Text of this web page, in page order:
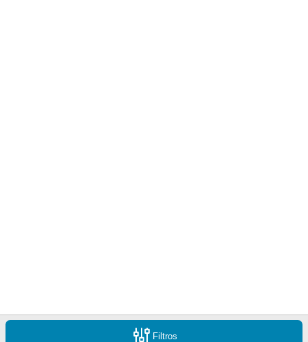
Filtros